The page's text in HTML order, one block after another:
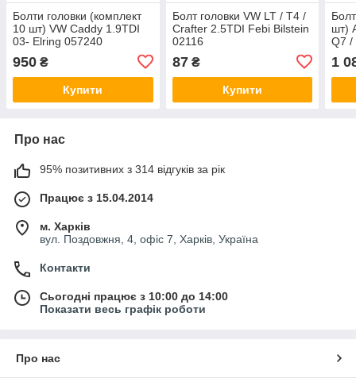
Болти головки (комплект
10 шт) VW Caddy 1.9TDI
03- Elring 057240
950 ₴
Купити
Болт головки VW LT / T4 /
Crafter 2.5TDI Febi Bilstein
02116
87₴
Купити
шт)
Q7 /
1
Про нас
95% позитивних з 314 відгуків за рік
Працює з 15.04.2014
м. Харків
вул. Поздовжня, 4, офіс 7, Харків, Україна
Контакти
Сьогодні працює з 10:00 до 14:00
Показати весь графік роботи
Про нас